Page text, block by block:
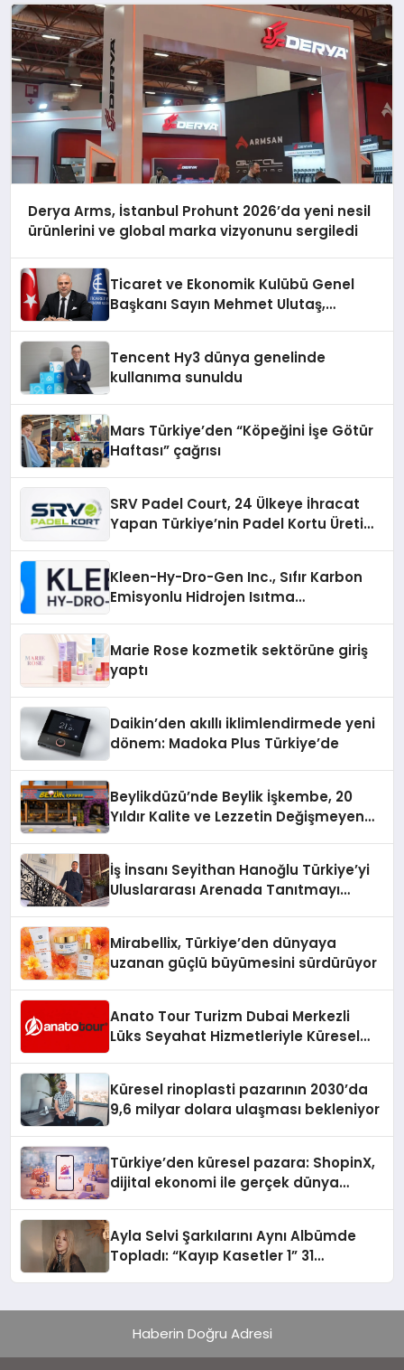
Derya Arms, İstanbul Prohunt 2026’da yeni nesil
ürünlerini ve global marka vizyonunu sergiledi
Ticaret ve Ekonomik Kulübü Genel
Başkanı Sayın Mehmet Ulutaş,
Tencent Hy3 dünya genelinde
kullanıma sunuldu
Mars Türkiye’den “Köpeğini İşe Götür
Haftası” çağrısı
SRV Padel Court, 24 Ülkeye İhracat
Yapan Türkiye’nin Padel Kortu Üretim
Kleen-Hy-Dro-Gen Inc., Sıfır Karbon
Emisyonlu Hidrojen Isıtma
Marie Rose kozmetik sektörüne giriş
yaptı
Daikin’den akıllı iklimlendirmede yeni
dönem: Madoka Plus Türkiye’de
Beylikdüzü’nde Beylik İşkembe, 20
Yıldır Kalite ve Lezzetin Değişmeyen
İş İnsanı Seyithan Hanoğlu Türkiye’yi
Uluslararası Arenada Tanıtmayı
Mirabellix, Türkiye’den dünyaya
uzanan güçlü büyümesini sürdürüyor
Anato Tour Turizm Dubai Merkezli
Lüks Seyahat Hizmetleriyle Küresel
Küresel rinoplasti pazarının 2030’da
9,6 milyar dolara ulaşması bekleniyor
Türkiye’den küresel pazara: ShopinX,
dijital ekonomi ile gerçek dünya
Ayla Selvi Şarkılarını Aynı Albümde
Topladı: “Kayıp Kasetler 1” 31
Haberin Doğru Adresi